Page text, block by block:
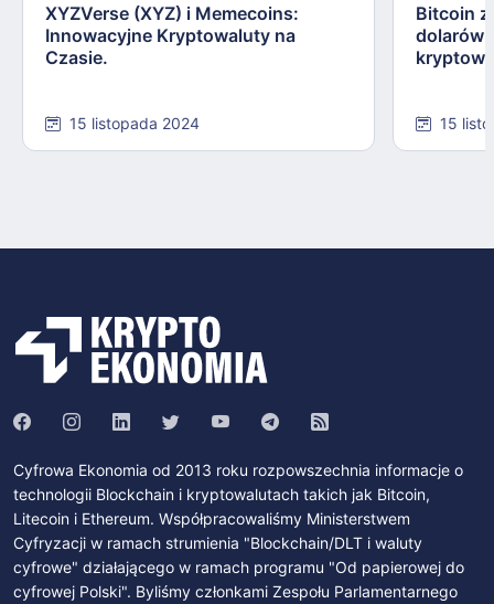
XYZVerse (XYZ) i Memecoins:
Innowacyjne Kryptowaluty na
Czasie.
15 listopada 2024
Bitcoin
dolarów:
15
Cyfrowa Ekonomia od 2013 roku rozpowszechnia informacje o
technologii Blockchain i kryptowalutach takich jak Bitcoin,
Litecoin i Ethereum. Współpracowaliśmy Ministerstwem
Cyfryzacji w ramach strumienia "Blockchain/DLT i waluty
cyfrowe" działającego w ramach programu "Od papierowej do
cyfrowej Polski". Byliśmy członkami Zespołu Parlamentarnego